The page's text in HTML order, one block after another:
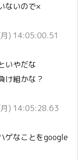
ないので×
) 14:05:00.51
いやだな
け組かな？
) 14:05:28.63
ゲなことをgoogle